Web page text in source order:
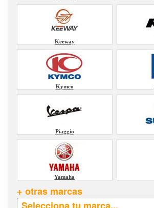
Keeway
Kymco
Piaggio
Yamaha
+ otras marcas